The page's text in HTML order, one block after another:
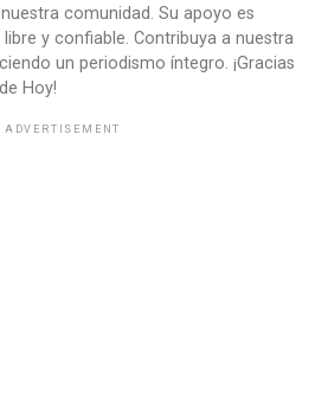
comunidad. Su apoyo es
y confiable. Contribuya a nuestra
un periodismo íntegro. ¡Gracias
Hoy!
ADVERTISEMENT